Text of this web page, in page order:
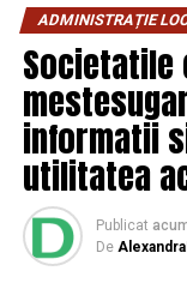
internaționale
furnizorul de
acreditări
doar din
semnificativă
„Am pus
noștri și am
standarde
internaționale, în
ADMINISTRAȚIE
Societatile
informatii
utilitatea
Publicat
De